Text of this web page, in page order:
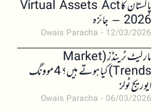
پاکستان کا Virtual Assets Act
2026 – جائزہ
Owais Paracha 12/03/2026
مارکیٹ ٹرینڈز (Market
Trends) کیا ہوتے ہیں؟ 4 موونگ
ایوریج ٹولز
Owais Paracha 06/03/2026